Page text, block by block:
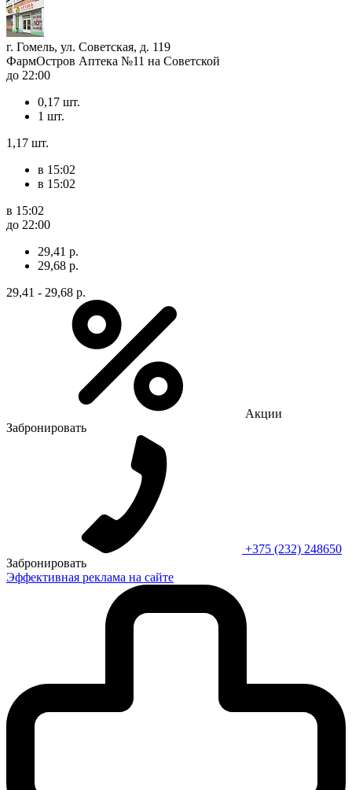
г. Гомель, ул. Советская, д. 119
ФармОстров Аптека №11 на Советской
до 22:00
0,17 шт.
1 шт.
1,17 шт.
в 15:02
в 15:02
в 15:02
до 22:00
29,41 р.
29,68 р.
29,41 - 29,68 р.
Акции
Забронировать
+375 (232) 248650
Забронировать
Эффективная реклама на сайте